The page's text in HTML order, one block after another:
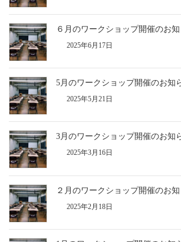
６月のワークショップ開催のお
2025年6月17日
5月のワークショップ開催のお知
2025年5月21日
3月のワークショップ開催のお知
2025年3月16日
２月のワークショップ開催のお
2025年2月18日